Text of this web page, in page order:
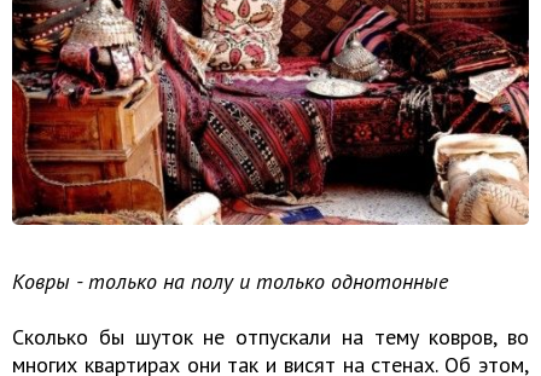
Ковры - только на полу и только однотонные
Сколько бы шуток не отпускали на тему ковров, во
многих квартирах они так и висят на стенах. Об этом,